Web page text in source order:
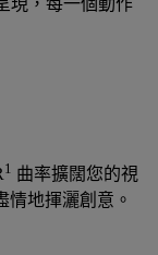
1 曲率擴闊您的視
情地揮灑創意。